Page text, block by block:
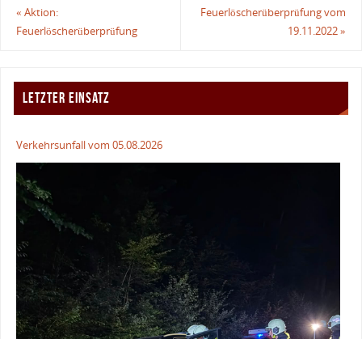
« Aktion:
Feuerlöscherüberprüfung
Feuerlöscherüberprüfung vom
19.11.2022»
LETZTER EINSATZ
Verkehrsunfall vom 05.08.2026